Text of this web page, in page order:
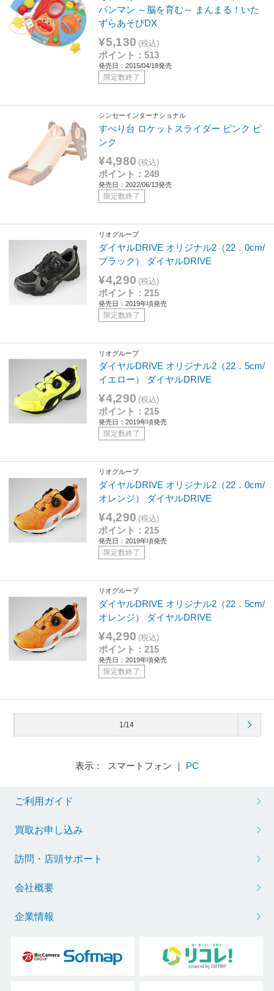
パンマン ～脳を育む～ まんまる！いた
ずらあそびDX
¥5,130 (税込)
ポイント：513
発売日：2015/04/18発売
限定数終了
シンセーインターナショナル
すべり台 ロケットスライダー ピンク ピ
ンク
¥4,980 (税込)
ポイント：249
発売日：2022/06/13発売
限定数終了
リオグループ
ダイヤルDRIVE オリジナル2（22．0cm/
ブラック） ダイヤルDRIVE
¥4,290 (税込)
ポイント：215
発売日：2019年頃発売
限定数終了
リオグループ
ダイヤルDRIVE オリジナル2（22．5cm/
イエロー） ダイヤルDRIVE
¥4,290 (税込)
ポイント：215
発売日：2019年頃発売
限定数終了
リオグループ
ダイヤルDRIVE オリジナル2（22．0cm/
オレンジ） ダイヤルDRIVE
¥4,290 (税込)
ポイント：215
発売日：2019年頃発売
限定数終了
リオグループ
ダイヤルDRIVE オリジナル2（22．5cm/
オレンジ） ダイヤルDRIVE
¥4,290 (税込)
ポイント：215
発売日：2019年頃発売
限定数終了
1/14
表示： スマートフォン ｜ PC
ご利用ガイド
買取お申し込み
訪問・店頭サポート
会社概要
企業情報